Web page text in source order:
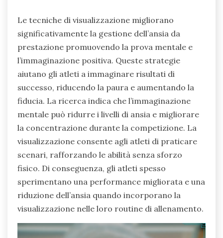
Le tecniche di visualizzazione migliorano
significativamente la gestione dell’ansia da
prestazione promuovendo la prova mentale e
l’immaginazione positiva. Queste strategie
aiutano gli atleti a immaginare risultati di
successo, riducendo la paura e aumentando la
fiducia. La ricerca indica che l’immaginazione
mentale può ridurre i livelli di ansia e migliorare
la concentrazione durante la competizione. La
visualizzazione consente agli atleti di praticare
scenari, rafforzando le abilità senza sforzo
fisico. Di conseguenza, gli atleti spesso
sperimentano una performance migliorata e una
riduzione dell’ansia quando incorporano la
visualizzazione nelle loro routine di allenamento.